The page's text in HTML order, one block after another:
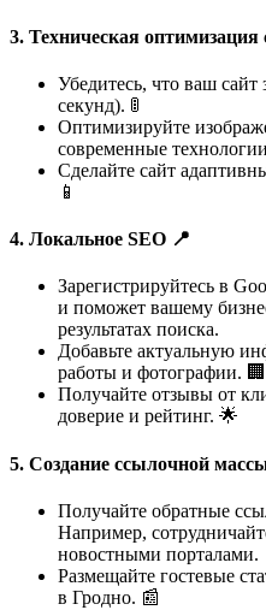
3. Техническая оптимизация
Убедитесь, что ваш сайт
секунд). 🚦
Оптимизируйте
современные
Сделайте сайт
📱
4. Локальное SEO 📍
Зарегистрируйтесь в
и поможет вашему
результатах поиска.
Добавьте актуальную
работы и фотографии. 🏢
Получайте отзывы от
доверие и рейтинг. 🌟
5. Создание ссылочной
Получайте обратные
Например,
новостными порталами.
Размещайте гостевые
в Гродно. 📰